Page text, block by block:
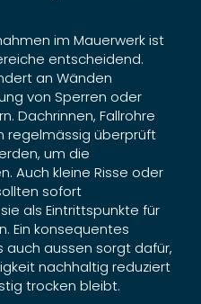
im Mauerwerk ist
entscheidend.
an Wänden
von Sperren oder
Dachrinnen, Fallrohre
regelmässig überprüft
um die
Auch kleine Risse oder
sofort
als Eintrittspunkte für
Ein konsequentes
auch aussen sorgt dafür,
nachhaltig reduziert
trocken bleibt.